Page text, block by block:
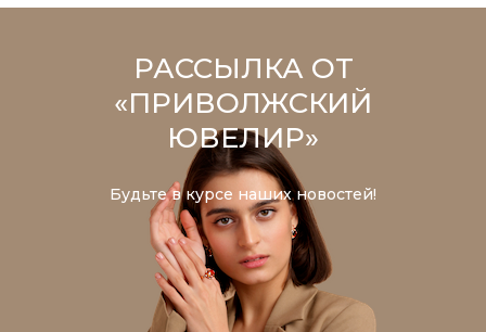
РАССЫЛКА ОТ
«ПРИВОЛЖСКИЙ
ЮВЕЛИР»
Будьте в курсе наших новостей!